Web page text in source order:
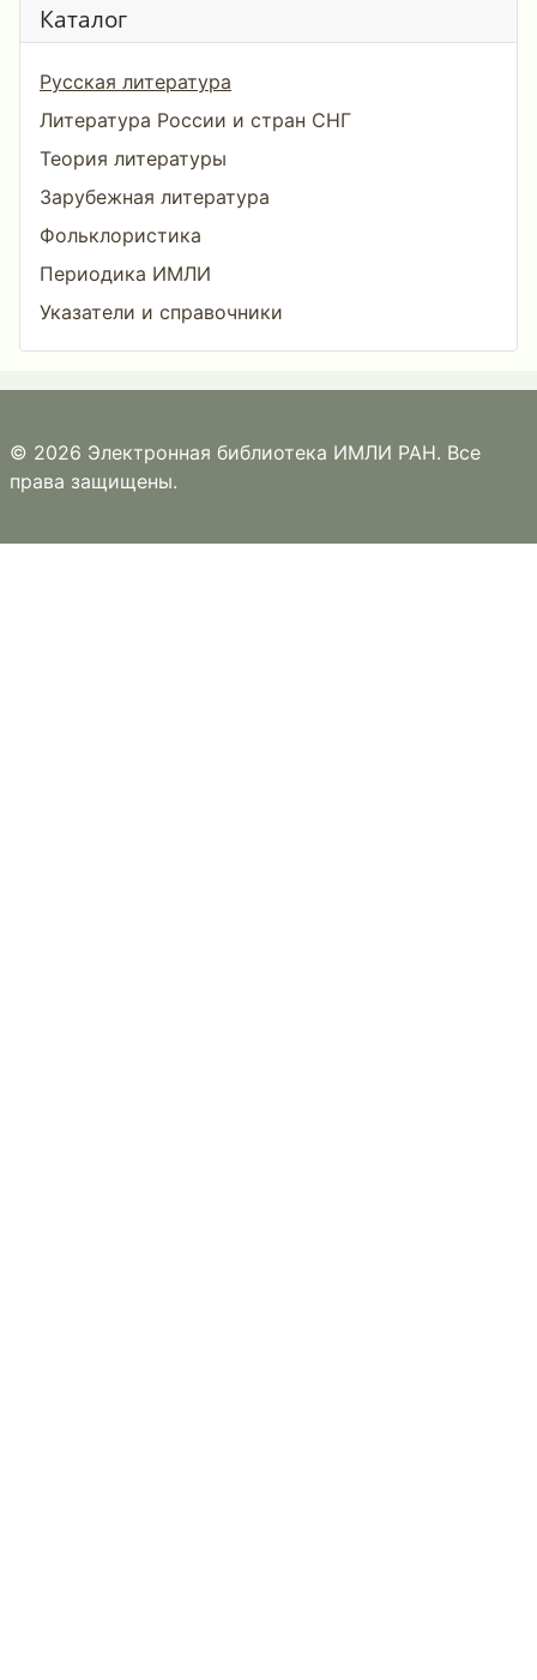
Каталог
Русская литература
Литература России и стран СНГ
Теория литературы
Зарубежная литература
Фольклористика
Периодика ИМЛИ
Указатели и справочники
© 2026 Электронная библиотека ИМЛИ РАН. Все
права защищены.